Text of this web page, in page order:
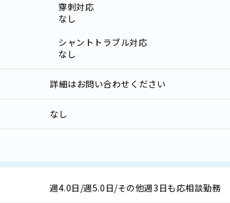
穿刺対応
なし
シャントトラブル対応
なし
詳細はお問い合わせください
なし
週4.0日/週5.0日/その他週3日も応相談勤務